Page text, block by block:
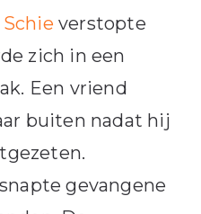
verstopte
zich in een
Een vriend
buiten nadat hij
gevangene